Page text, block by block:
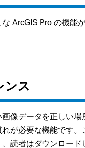
ArcGIS Pro の機能
ンス
像データを正しい場
が必要な機能です
読者はダウンロー